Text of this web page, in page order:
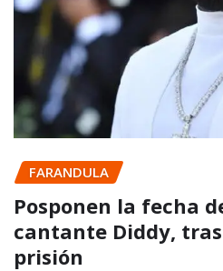
FARANDULA
Posponen la fecha
cantante Diddy,
prisión